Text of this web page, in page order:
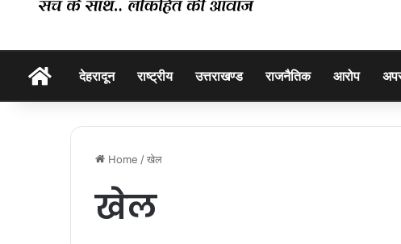
होम देहरादून राष्ट्रीय उत्तराखण्ड राजनैतिक आरोप
Home /खेल
खेल